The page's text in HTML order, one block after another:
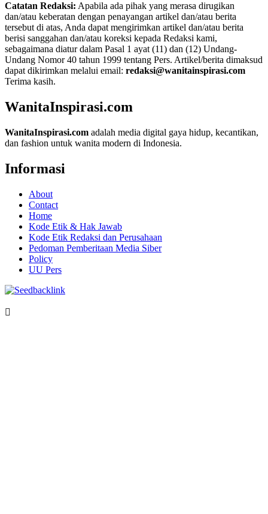
Catatan Redaksi: Apabila ada pihak yang merasa dirugikan
dan/atau keberatan dengan penayangan artikel dan/atau berita
tersebut di atas, Anda dapat mengirimkan artikel dan/atau berita
berisi sanggahan dan/atau koreksi kepada Redaksi kami,
sebagaimana diatur dalam Pasal 1 ayat (11) dan (12) Undang-
Undang Nomor 40 tahun 1999 tentang Pers. Artikel/berita dimaksud
dapat dikirimkan melalui email: redaksi@wanitainspirasi.com
Terima kasih.
WanitaInspirasi.com
WanitaInspirasi.com adalah media digital gaya hidup, kecantikan,
dan fashion untuk wanita modern di Indonesia.
Informasi
About
Contact
Home
Kode Etik & Hak Jawab
Kode Etik Redaksi dan Perusahaan
Pedoman Pemberitaan Media Siber
Policy
UU Pers